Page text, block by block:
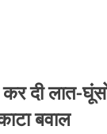
दी लात-
बवाल